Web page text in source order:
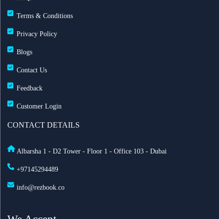
مطارات دبي: تحويل 19 رحلة طيران بسبب الضباب
وانخفاض الرؤية
التغييرات الجديدة؟
Terms & Conditions
Privacy Policy
Blogs
Contact Us
Feedback
Customer Login
CONTACT DETAILS
Albarsha 1 - D2 Tower - Floor 1 - Office 103 - Dubai
+97145294489
info@rezbook.co